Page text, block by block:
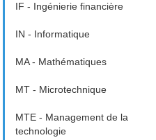
IF - Ingénierie financière
IN - Informatique
MA - Mathématiques
MT - Microtechnique
MTE - Management de la
technologie